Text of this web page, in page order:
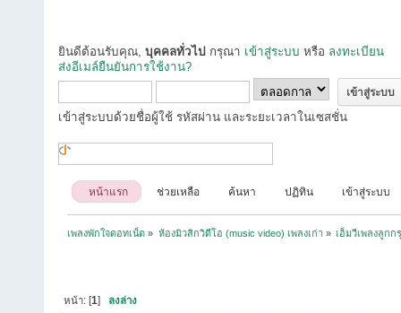
ยินดีต้อนรับคุณ, บุคคลทั่วไป กรุณา เข้าสู่ระบบ หรือ ลงทะเบียน
ส่งอีเมล์ยืนยันการใช้งาน?
เข้าสู่ระบบด้วยชื่อผู้ใช้ รหัสผ่าน และระยะเวลาในเซสชั่น
หน้าแรก ช่วยเหลือ ค้นหา ปฏิทิน เข้าสู่ระบบ
เพลงพักใจดอทเน็ต » ห้องมิวสิกวิดีโอ (music video) เพลงเก่า » เอ็มวีเพลงลูกก
หน้า: [1] ลงล่าง